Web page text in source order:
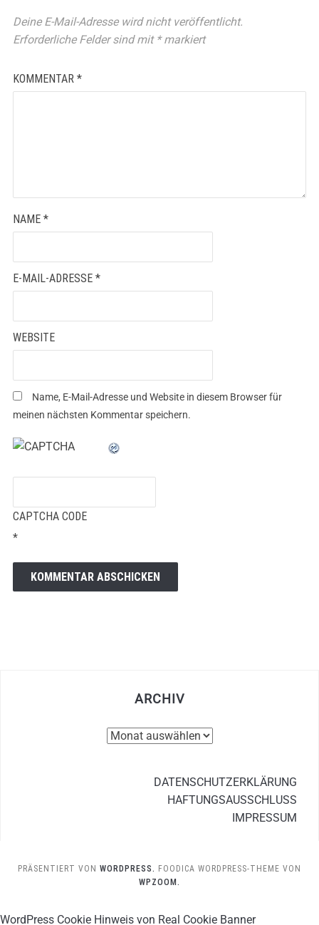
Deine E-Mail-Adresse wird nicht veröffentlicht.
Erforderliche Felder sind mit *markiert
KOMMENTAR *
NAME *
E-MAIL-ADRESSE *
WEBSITE
Name, E-Mail-Adresse und Website in diesem Browser für
meinen nächsten Kommentar speichern.
CAPTCHA CODE
*
ARCHIV
DATENSCHUTZERKLÄRUNG
HAFTUNGSAUSSCHLUSS
IMPRESSUM
PRÄSENTIERT VON WORDPRESS. FOODICA WORDPRESS-THEME VON
WPZOOM.
WordPress Cookie Hinweis von Real Cookie Banner